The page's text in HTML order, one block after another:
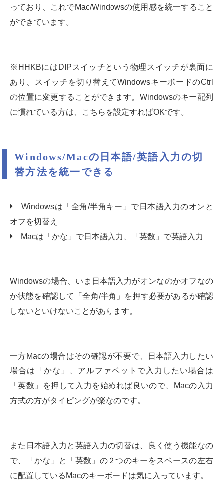
っており、これでMac/Windowsの使用感を統一すること
ができています。
※HHKBにはDIPスイッチという物理スイッチが裏面に
あり、スイッチを切り替えてWindowsキーボードのCtrl
の位置に変更することができます。Windowsのキー配列
に慣れている方は、こちらを設定すればOKです。
Windows/Macの日本語/英語入力の切
替方法を統一できる
Windowsは「全角/半角キー」で日本語入力のオンと
オフを切替え
Macは「かな」で日本語入力、「英数」で英語入力
Windowsの場合、いま日本語入力がオンなのかオフなの
か状態を確認して「全角/半角」を押す必要があるか確認
しないといけないことがあります。
一方Macの場合はその確認が不要で、日本語入力したい
場合は「かな」、アルファベットで入力したい場合は
「英数」を押して入力を始めれば良いので、Macの入力
方式の方がタイピングが楽なのです。
また日本語入力と英語入力の切替は、良く使う機能なの
で、「かな」と「英数」の２つのキーをスペースの左右
に配置しているMacのキーボードは気に入っています。